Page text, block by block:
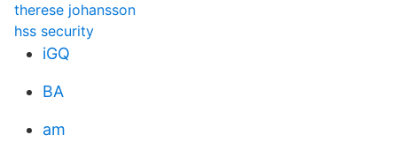
therese johansson
hss security
iGQ
BA
am